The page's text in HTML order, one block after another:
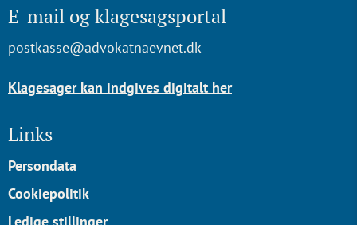
E-mail og klagesagsportal
postkasse@advokatnaevnet.dk
Klagesager kan indgives digitalt her
Links
Persondata
Cookiepolitik